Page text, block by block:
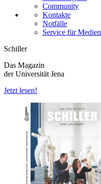
Community
Kontakte
Notfälle
Service für Medien
Schiller
Das Magazin
der Universität Jena
Jetzt lesen!